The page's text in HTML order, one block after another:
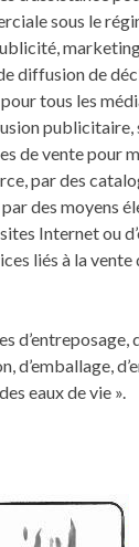
sous le
diffusion de
tous les
publicitaire,
de vente pour
par des
des moyens
Internet ou
liés à la vente
d’entreposage,
d’emballage,
eaux de vie ».